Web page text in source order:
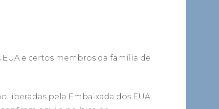
e certos membros da família de
liberadas pela Embaixada dos EUA.